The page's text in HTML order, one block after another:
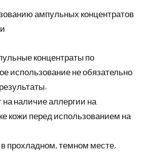
ампульных концентратов
концентраты по
использование не обязательно
наличие аллергии на
кожи перед использованием на
прохладном, темном месте,